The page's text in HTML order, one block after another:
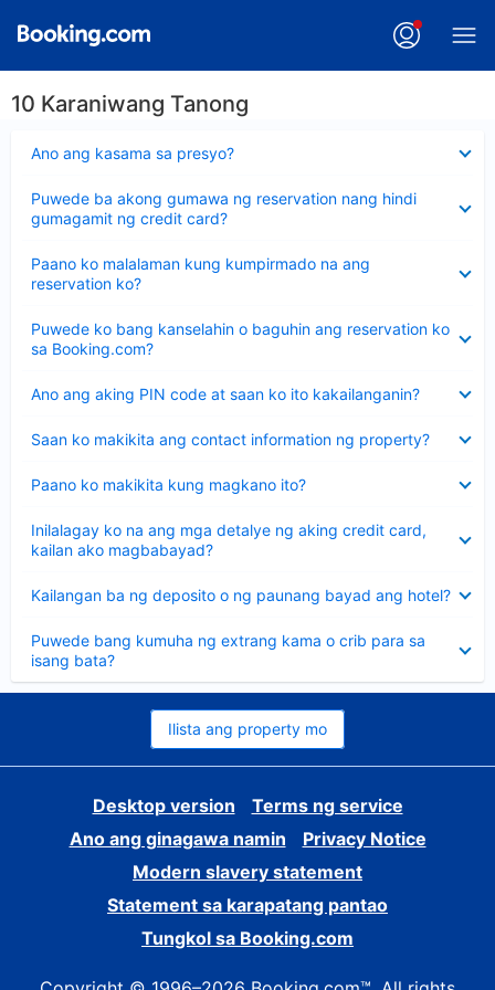
10 Karaniwang Tanong
Ano ang kasama sa presyo?
ang
Puwede ba akong gumawa ng reservation nang hindi
gumagamit ng credit card?
ang
sagot
Paano ko malalaman kung kumpirmado na ang
reservation ko?
ang
sagot
Puwede ko bang kanselahin o baguhin ang reservation ko
sa Booking.com?
ang
sagot
Ano ang aking PIN code at saan ko ito kakailanganin?
ang
Saan ko makikita ang contact information ng property?
ang
Paano ko makikita kung magkano ito?
ang
Inilalagay ko na ang mga detalye ng aking credit card,
kailan ako magbabayad?
ang
sagot
Kailangan ba ng deposito o ng paunang bayad ang hotel?
ang
Puwede bang kumuha ng extrang kama o crib para sa
isang bata?
ang
sagot
Ilista ang property mo
Desktop version
Terms ng service
Ano ang ginagawa namin
Privacy Notice
Modern slavery statement
Statement sa karapatang pantao
Tungkol sa Booking.com